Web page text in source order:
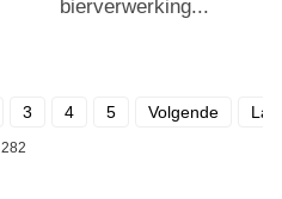
bierverwerking...
3 4 5 Volgende
282